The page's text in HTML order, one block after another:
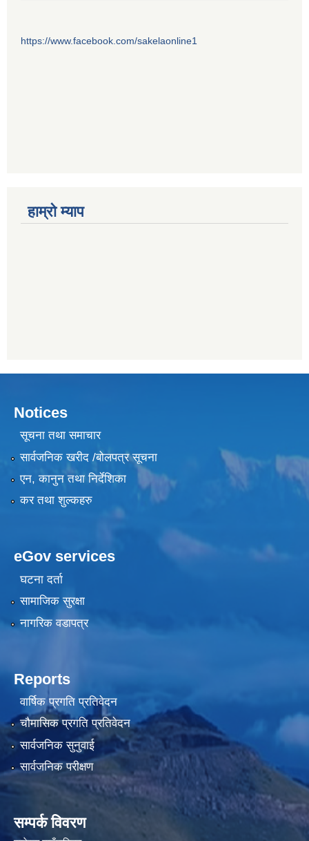
https://www.facebook.com/sakelaonline1
हाम्राे म्याप
Notices
सूचना तथा समाचार
सार्वजनिक खरीद /बोलपत्र सूचना
एन, कानुन तथा निर्देशिका
कर तथा शुल्कहरु
eGov services
घटना दर्ता
सामाजिक सुरक्षा
नागरिक वडापत्र
Reports
वार्षिक प्रगति प्रतिवेदन
चौमासिक प्रगति प्रतिवेदन
सार्वजनिक सुनुवाई
सार्वजनिक परीक्षण
सम्पर्क विवरण